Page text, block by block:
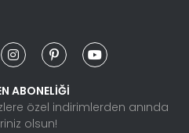
bilgiler bulunuyor.
daha pahalı.
olmalı.
ABONELİĞİ
özel indirimlerden anında
olsun!